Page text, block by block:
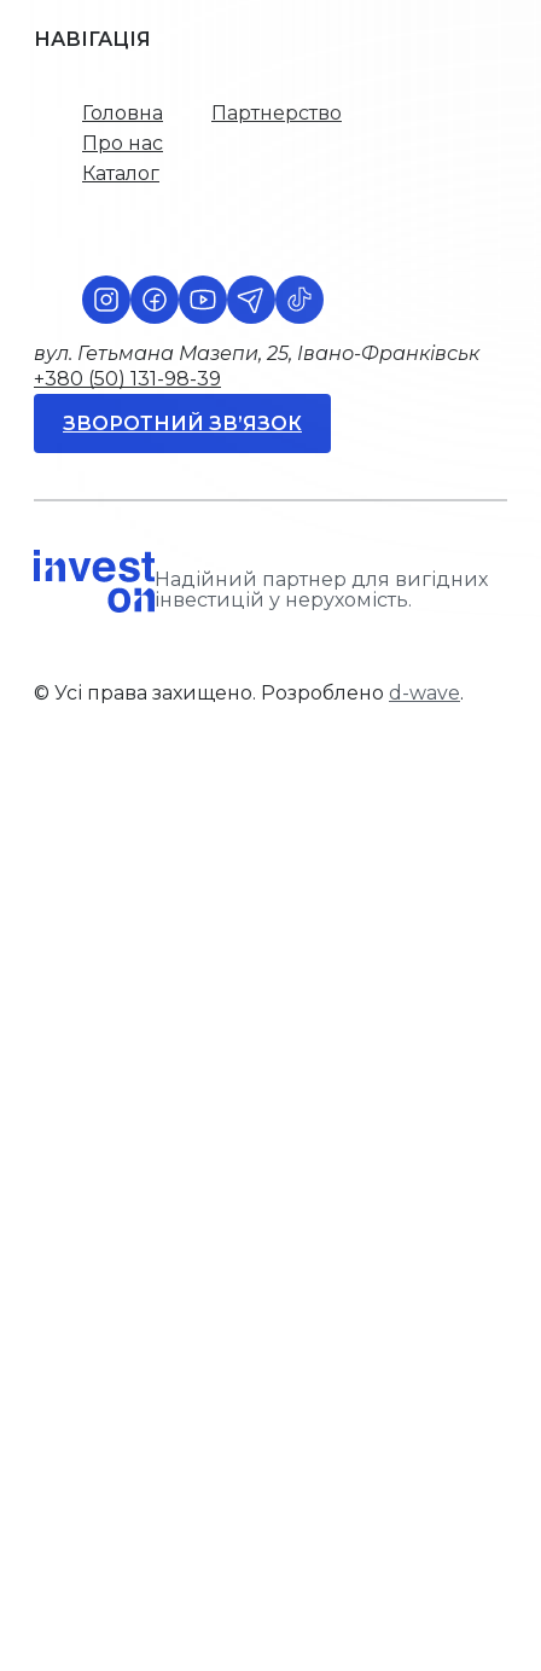
Надійний партнер для вигідних
інвестицій у нерухомість.
НАВІГАЦІЯ
Головна
Про нас
Каталог
Партнерство
вул. Гетьмана Мазепи, 25, Івано-Франківськ
+380 (50) 131-98-39
ЗВОРОТНИЙ ЗВ’ЯЗОК
© Усі права захищено. Розроблено d-wave.